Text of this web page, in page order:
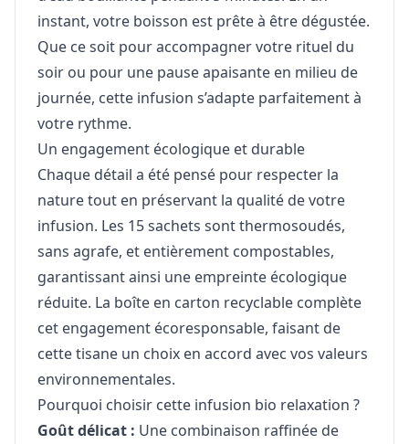
instant, votre boisson est prête à être dégustée.
Que ce soit pour accompagner votre rituel du
soir ou pour une pause apaisante en milieu de
journée, cette infusion s’adapte parfaitement à
votre rythme.
Un engagement écologique et durable
Chaque détail a été pensé pour respecter la
nature tout en préservant la qualité de votre
infusion. Les 15 sachets sont thermosoudés,
sans agrafe, et entièrement compostables,
garantissant ainsi une empreinte écologique
réduite. La boîte en carton recyclable complète
cet engagement écoresponsable, faisant de
cette tisane un choix en accord avec vos valeurs
environnementales.
Pourquoi choisir cette infusion bio relaxation ?
Goût délicat : Une combinaison raffinée de